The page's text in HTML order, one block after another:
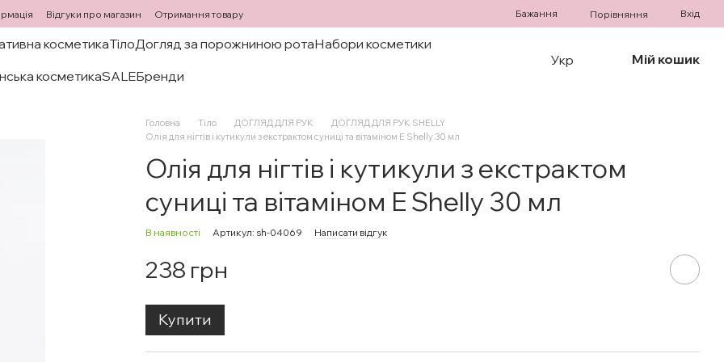
Відгуки про магазин Отримання товару Бажання Порівняння Вхід
косметикаТілоДогляд за порожниною ротаНабори косметики
косметикаSALEБренди
Укр Мій кошик
Головна Тіло ДОГЛЯД ДЛЯ РУК
ДОГЛЯД ДЛЯ РУК SHELLY
Олія для нігтів і кутикули з екстрактом суниці та вітаміном Е Shelly 30 мл
Олія для нігтів і кутикули з екстрактом
суниці та вітаміном Е Shelly 30 мл
В наявності Артикул: sh-04069 Написати відгук
238 грн
Купити